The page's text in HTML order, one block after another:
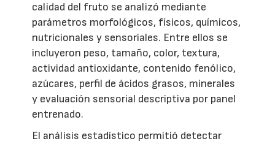
calidad del fruto se analizó mediante
parámetros morfológicos, físicos, químicos,
nutricionales y sensoriales. Entre ellos se
incluyeron peso, tamaño, color, textura,
actividad antioxidante, contenido fenólico,
azúcares, perfil de ácidos grasos, minerales
y evaluación sensorial descriptiva por panel
entrenado.
El análisis estadístico permitió detectar